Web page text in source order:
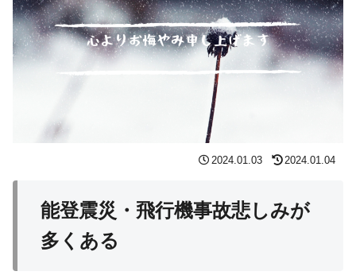
2024.01.03 2024.01.04
能登震災・飛行機事故悲しみが
多くある